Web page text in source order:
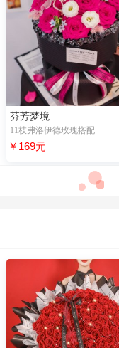
芬芳梦境
11枝弗洛伊德玫瑰搭配··
￥169元